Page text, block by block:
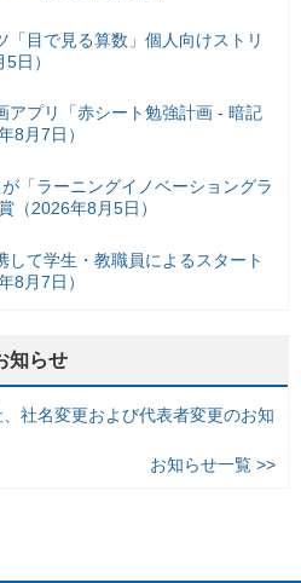
「目で見る算数」個人向けストリ
日）
アプリ「赤シート勉強計画 - 暗記
8月7日）
「ラーニングイノベーショングラ
（2026年8月5日）
して学生・教職員によるスタート
8月7日）
知らせ
社名変更および代表者変更のお知
お知らせ一覧 >>